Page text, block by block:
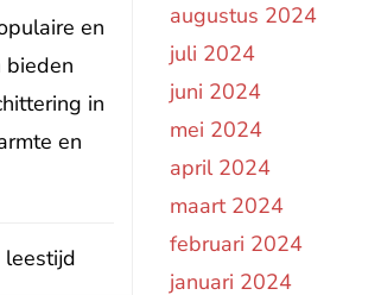
en
bieden
in
en
leestijd
augustus 2024
juli 2024
juni 2024
mei 2024
april 2024
maart 2024
februari 2024
januari 2024